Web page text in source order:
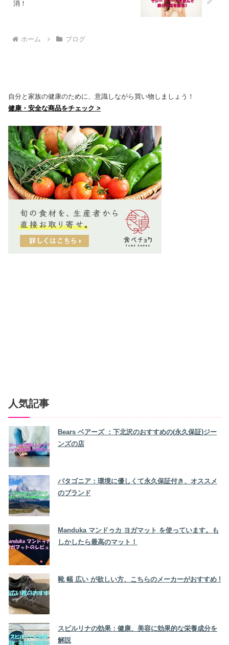
消！
ホーム ブログ
自分と家族の健康のために、意識しながら買い物しましょう！
健康・安全な商品をチェック >
人気記事
Bears ベアーズ ：下北沢のおすすめの(永久保証)ジー
ンズの店
パタゴニア：環境に優しくて永久保証付き、オススメ
のブランド
Manduka マンドゥカ ヨガマット を使っています。も
しかしたら最高のマット！
靴 幅 広い が欲しい方、こちらのメーカーがおすすめ !
スピルリナの効果：健康、美容に効果的な栄養成分を
解説